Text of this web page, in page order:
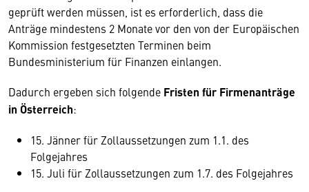
geprüft werden müssen, ist es erforderlich, dass die
Anträge mindestens 2 Monate vor den von der Europäischen
Kommission festgesetzten Terminen beim
Bundesministerium für Finanzen einlangen.
Dadurch ergeben sich folgende Fristen für Firmenanträge
in Österreich:
15. Jänner für Zollaussetzungen zum 1.1. des
Folgejahres
15. Juli für Zollaussetzungen zum 1.7. des Folgejahres